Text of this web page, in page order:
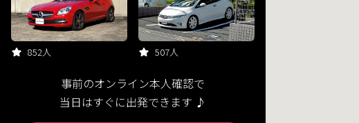
852人 507人
事前のオンライン本人確認で
当日はすぐに出発できます ♪